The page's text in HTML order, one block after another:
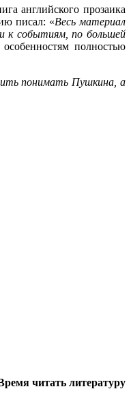
английского прозаика
писал: «Весь материал
к событиям, по большей
полностью
понимать Пушкина, а
читать литературу